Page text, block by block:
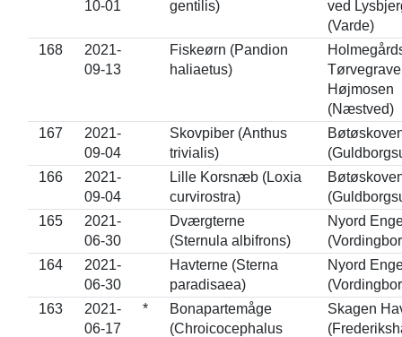
10-01
gentilis)
ved
(Varde)
168
2021-
09-13
Fiskeørn (Pandion
haliaetus)
Højmosen
(Næstved)
167
2021-
09-04
Skovpiber (Anthus
trivialis)
166
2021-
09-04
Lille Korsnæb (Loxia
curvirostra)
165
2021-
06-30
Dværgterne
(Sternula albifrons)
Nyord
164
2021-
06-30
Havterne (Sterna
paradisaea)
Nyord
163
2021-
06-17
*
Bonapartemåge
(Chroicocephalus
Skagen